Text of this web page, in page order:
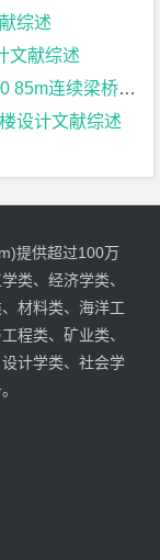
综述
文献综述
震响应分析文献综述
设计文献综述
提供超过100万
类、经济学类、
材料类、海洋工
程类、矿业类、
计学类、社会学